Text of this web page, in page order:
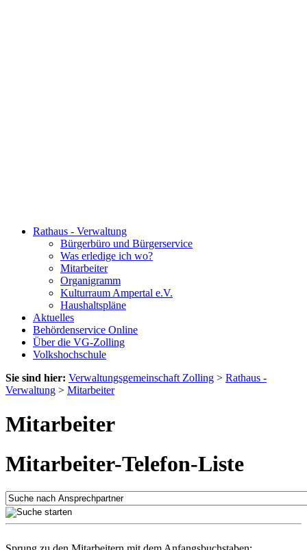
Rathaus - Verwaltung
Bürgerbüro und Bürgerservice
Was erledige ich wo?
Mitarbeiter
Organigramm
Kulturraum Ampertal e.V.
Haushaltspläne
Aktuelles
Behördenservice Online
Über die VG-Zolling
Volkshochschule
Sie sind hier: Verwaltungsgemeinschaft Zolling > Rathaus -
Verwaltung > Mitarbeiter
Mitarbeiter
Mitarbeiter-Telefon-Liste